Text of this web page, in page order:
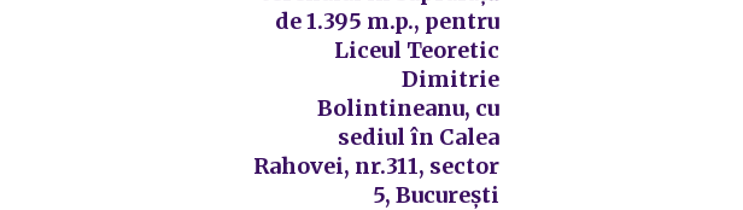
de 1.395 m.p., pentru
Liceul Teoretic
Dimitrie
Bolintineanu, cu
sediul în Calea
Rahovei, nr.311, sector
5, București